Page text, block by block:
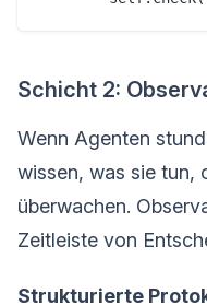
Schicht 2:
Wenn Agenten
wissen, was sie tun,
überwachen.
Zeitleiste von
Strukturierte